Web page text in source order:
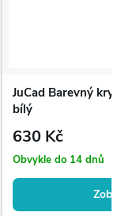
JuCad Barevný
bílý
630 Kč
Obvykle do 14 dnů